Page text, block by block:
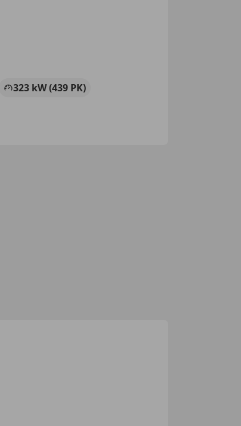
323 kW (439 PK)